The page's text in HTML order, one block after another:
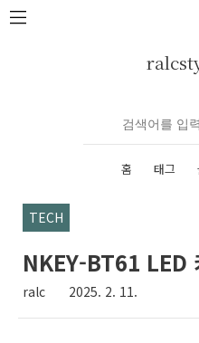
본문 바로가기
홈 태그
TECH
NKEY-BT61 LED
ralc 2025. 2. 11.